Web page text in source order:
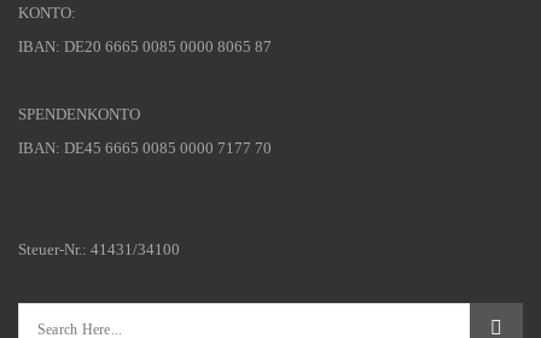
KONTO:
IBAN: DE20 6665 0085 0000 8065 87
SPENDENKONTO
IBAN: DE45 6665 0085 0000 7177 70
Steuer-Nr.: 41431/34100